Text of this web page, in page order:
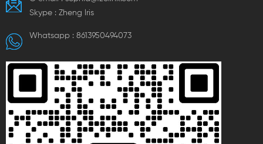
Skype : Zheng lris
Whatsapp : 8613950494073